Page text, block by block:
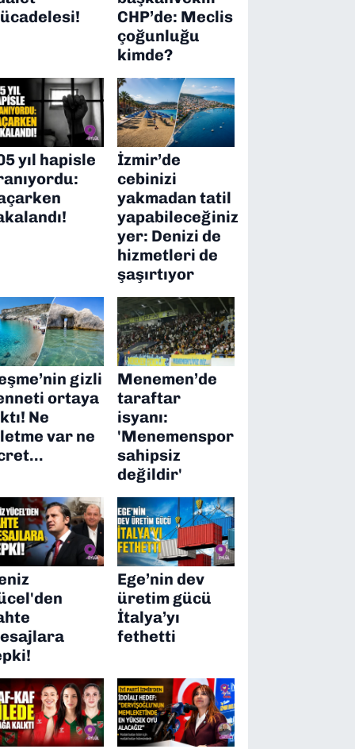
CHP’de: Meclis
çoğunluğu
kimde?
yıl hapisle
İzmir’de
cebinizi
yakmadan tatil
yapabileceğiniz
yer: Denizi de
hizmetleri de
şaşırtıyor
gizli
ortaya
Ne
var ne
Menemen’de
taraftar
isyanı:
'Menemenspor
sahipsiz
değildir'
Ege’nin dev
üretim gücü
İtalya’yı
fethetti